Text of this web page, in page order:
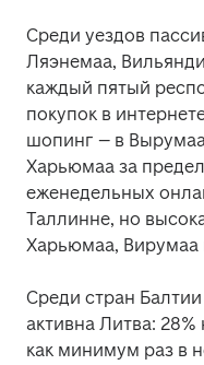
Среди уездов
Ляэнемаа,
каждый пятый
покупок в
шопинг – в
Харьюмаа за
еженедельных
Таллинне, но
Харьюмаа, Вирумаа
Среди стран
активна Литва:
как минимум раз в